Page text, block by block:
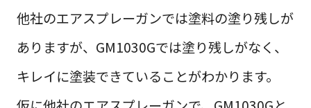
他社のエアスプレーガンでは塗料の塗り残しが
ありますが、GM1030Gでは塗り残しがなく、
キレイに塗装できていることがわかります。